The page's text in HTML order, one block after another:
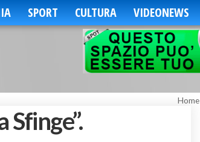
SPORT CULTURA VIDEONEWS
Home